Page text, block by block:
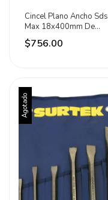
Cincel Plano Ancho Sds
Max 18x400mm De
Acero Surtek
$756.00
Agotado